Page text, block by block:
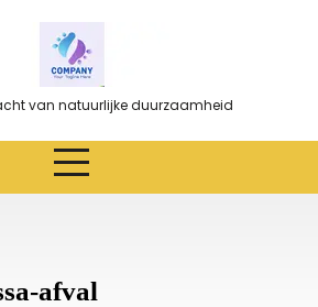
van natuurlijke duurzaamheid
afval